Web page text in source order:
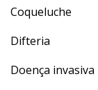
Coqueluche
Difteria
Doença